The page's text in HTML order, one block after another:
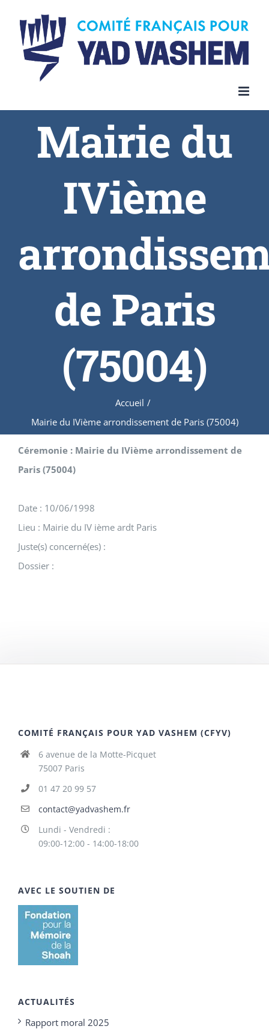
content
Mairie du
IVième
de Paris
(75004)
Accueil /
Mairie du IVième arrondissement de Paris (75004)
Céremonie : Mairie du IVième arrondissement de
Paris (75004)
Date : 10/06/1998
Lieu : Mairie du IV ième ardt Paris
Juste(s) concerné(es) :
Dossier :
COMITÉ FRANÇAIS POUR YAD VASHEM (CFYV)
6 avenue de la Motte-Picquet
75007 Paris
01 47 20 99 57
contact@yadvashem.fr
Lundi - Vendredi :
09:00-12:00 - 14:00-18:00
AVEC LE SOUTIEN DE
ACTUALITÉS
Rapport moral 2025